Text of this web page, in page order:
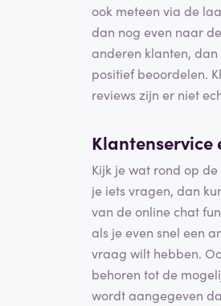
ook meteen via de
dan nog even naar
anderen klanten,
positief beoordelen.
reviews zijn er niet
Klantenservice
Kijk je wat rond op
je iets vragen, dan
van de online chat
als je even snel een
vraag wilt hebben.
behoren tot de
wordt aangegeven